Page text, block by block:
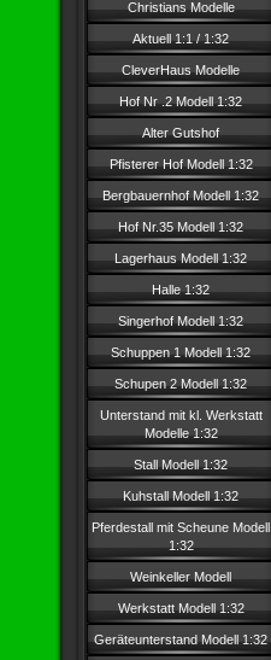
Christians Modelle
Aktuell 1:1 / 1:32
CleverHaus Modelle
Hof Nr .2 Modell 1:32
Alter Gutshof
Pfisterer Hof Modell 1:32
Bergbauernhof Modell 1:32
Hof Nr.35 Modell 1:32
Lagerhaus Modell 1:32
Halle 1:32
Singerhof Modell 1:32
Schuppen 1 Modell 1:32
Schupen 2 Modell 1:32
Unterstand mit kl. Werkstatt
Modelle 1:32
Stall Modell 1:32
Kuhstall Modell 1:32
Pferdestall mit Scheune Modell
1:32
Weinkeller Modell
Werkstatt Modell 1:32
Geräteunterstand Modell 1:32